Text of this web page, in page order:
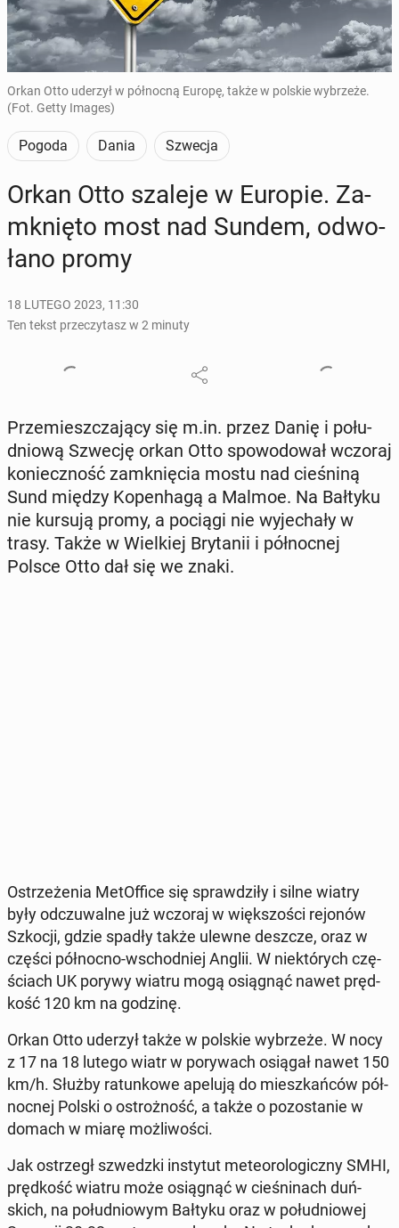
Orkan Otto uderzył w północną Europę, także w polskie wybrzeże.
(Fot. Getty Images)
Pogoda Dania Szwecja
Orkan Otto szaleje w Europie. Za­
mknię­to most nad Sundem, od­wo­
ła­no promy
18 LUTEGO 2023, 11:30
Ten tekst przeczytasz w 2 minuty
Prze­miesz­cza­ją­cy się m.in. przez Danię i po­łu­
dnio­wą Szwecję orkan Otto spo­wo­do­wał wczoraj
ko­niecz­ność za­mknię­cia mostu nad cie­śni­ną
Sund między Ko­pen­ha­gą a Malmoe. Na Bałtyku
nie kursują promy, a pociągi nie wy­je­cha­ły w
trasy. Także w Wiel­kiej Bry­ta­nii i pół­noc­nej
Polsce Otto dał się we znaki.
Ostrze­że­nia Me­tOf­fi­ce się spraw­dzi­ły i silne wiatry
były od­czu­wal­ne już wczoraj w więk­szo­ści rejonów
Szkocji, gdzie spadły także ulewne deszcze, oraz w
części pół­noc­no-wschod­niej Anglii. W nie­któ­rych czę­
ściach UK porywy wiatru mogą osią­gnąć nawet pręd­
kość 120 km na godzinę.
Orkan Otto uderzył także w polskie wy­brze­że. W nocy
z 17 na 18 lutego wiatr w po­ry­wach osiągał nawet 150
km/h. Służby ra­tun­ko­we apelują do miesz­kań­ców pół­
noc­nej Polski o ostroż­ność, a także o po­zo­sta­nie w
domach w miarę moż­li­wo­ści.
Jak ostrzegł szwedz­ki in­sty­tut me­te­oro­lo­gicz­ny SMHI,
pręd­kość wiatru może osią­gnąć w cie­śni­nach duń­
skich, na po­łu­dnio­wym Bałtyku oraz w po­łu­dnio­wej